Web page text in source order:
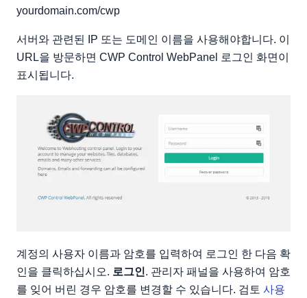
yourdomain.com/cwp
서버와 관련된 IP 또는 도메인 이름을 사용해야합니다. 이
URL을 방문하면 CWP Control WebPanel 로그인 화면이
표시됩니다.
계정의 사용자 이름과 암호를 입력하여 로그인 한 다음 확
인을 클릭하십시오. 로그인. 관리자 패널을 사용하여 암호
를 잊어 버린 경우 암호를 변경할 수 있습니다. 검토 사용